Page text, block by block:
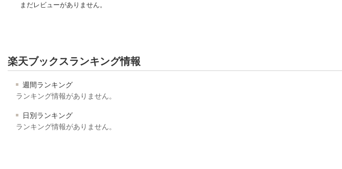
まだレビューがありません。
楽天ブックスランキング情報
週間ランキング
ランキング情報がありません。
日別ランキング
ランキング情報がありません。